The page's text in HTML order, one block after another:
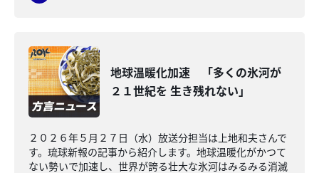
地球温暖化加速 「多くの氷河が
２１世紀を 生き残れない」
２０２６年５月２７日（水）放送分担当は上地和夫さんで
す。琉球新報の記事から紹介します。地球温暖化がかつて
ない勢いで加速し、世界が誇る壮大な氷河はみるみる消滅